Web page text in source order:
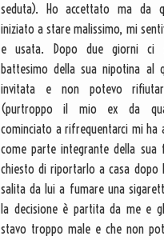
seduta). Ho accettato ma da
iniziato a stare malissimo, mi
e usata. Dopo due giorni ci
battesimo della sua nipotina al
invitata e non potevo
(purtroppo il mio ex da
cominciato a rifrequentarci mi ha
come parte integrante della sua
chiesto di riportarlo a casa
salita da lui a fumare una
la decisione è partita da me e
stavo troppo male e che non